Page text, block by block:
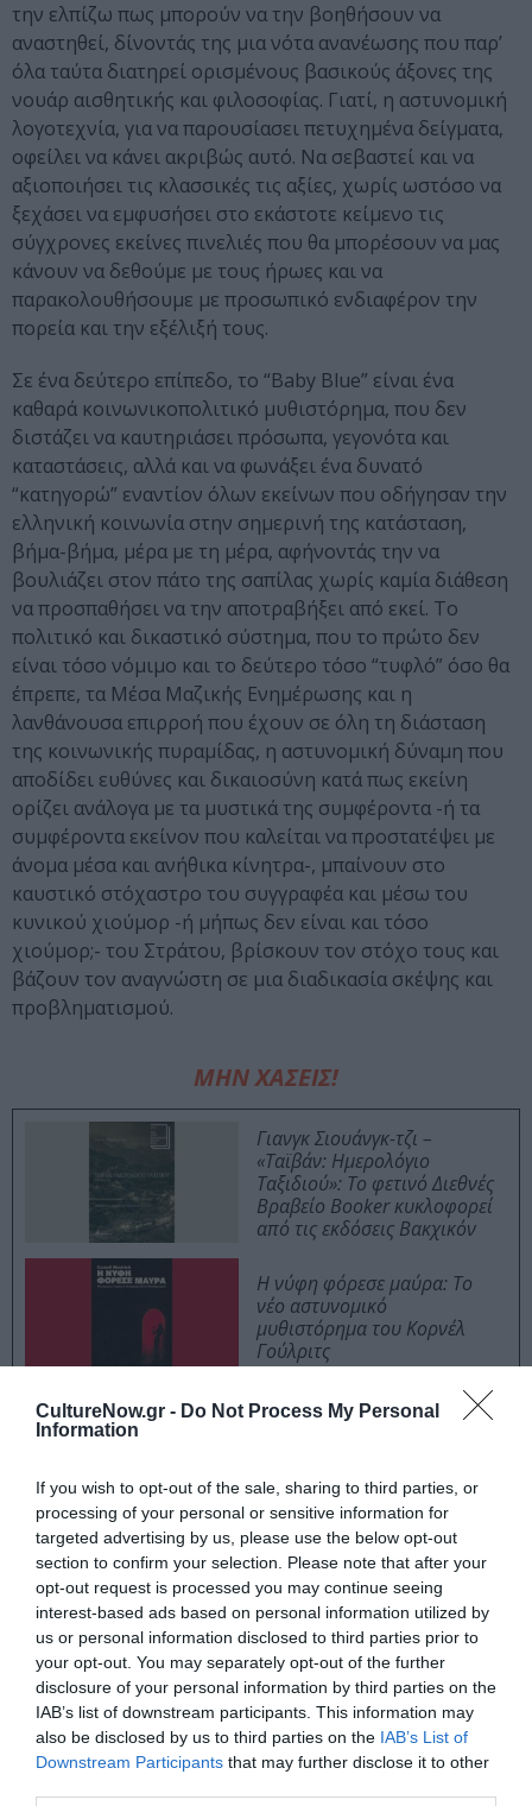
CultureNow.gr - Do Not Process My Personal
Information
If you wish to opt-out of the sale, sharing to third parties, or
processing of your personal or sensitive information for
targeted advertising by us, please use the below opt-out
section to confirm your selection. Please note that after your
opt-out request is processed you may continue seeing
interest-based ads based on personal information utilized by
us or personal information disclosed to third parties prior to
your opt-out. You may separately opt-out of the further
disclosure of your personal information by third parties on the
IAB’s list of downstream participants. This information may
also be disclosed by us to third parties on the IAB’s List of
Downstream Participants that may further disclose it to other
την ελπίζω πως μπορούν να την βοηθήσουν να
αναστηθεί, δίνοντάς της μια νότα ανανέωσης που παρ’
όλα ταύτα διατηρεί ορισμένους βασικούς άξονες της
νουάρ αισθητικής και φιλοσοφίας. Γιατί, η αστυνομική
λογοτεχνία, για να παρουσίασει πετυχημένα δείγματα,
οφείλει να κάνει ακριβώς αυτό. Να σεβαστεί και να
αξιοποιήσει τις κλασσικές τις αξίες, χωρίς ωστόσο να
ξεχάσει να εμφυσήσει στο εκάστοτε κείμενο τις
σύγχρονες εκείνες πινελιές που θα μπορέσουν να μας
κάνουν να δεθούμε με τους ήρωες και να
παρακολουθήσουμε με προσωπικό ενδιαφέρον την
πορεία και την εξέλιξή τους.
Σε ένα δεύτερο επίπεδο, το “Baby Blue” είναι ένα
καθαρά κοινωνικοπολιτικό μυθιστόρημα, που δεν
διστάζει να καυτηριάσει πρόσωπα, γεγονότα και
καταστάσεις, αλλά και να φωνάξει ένα δυνατό
“κατηγορώ” εναντίον όλων εκείνων που οδήγησαν την
ελληνική κοινωνία στην σημερινή της κατάσταση,
βήμα-βήμα, μέρα με τη μέρα, αφήνοντάς την να
βουλιάζει στον πάτο της σαπίλας χωρίς καμία διάθεση
να προσπαθήσει να την αποτραβήξει από εκεί. Το
πολιτικό και δικαστικό σύστημα, που το πρώτο δεν
είναι τόσο νόμιμο και το δεύτερο τόσο “τυφλό” όσο θα
έπρεπε, τα Μέσα Μαζικής Ενημέρωσης και η
λανθάνουσα επιρροή που έχουν σε όλη τη διάσταση
της κοινωνικής πυραμίδας, η αστυνομική δύναμη που
αποδίδει ευθύνες και δικαιοσύνη κατά πως εκείνη
ορίζει ανάλογα με τα μυστικά της συμφέροντα -ή τα
συμφέροντα εκείνον που καλείται να προστατέψει με
άνομα μέσα και ανήθικα κίνητρα-, μπαίνουν στο
καυστικό στόχαστρο του συγγραφέα και μέσω του
κυνικού χιούμορ -ή μήπως δεν είναι και τόσο
χιούμορ;- του Στράτου, βρίσκουν τον στόχο τους και
βάζουν τον αναγνώστη σε μια διαδικασία σκέψης και
προβληματισμού.
ΜΗΝ ΧΑΣΕΙΣ!
Γιανγκ Σιουάνγκ-τζι –
«Ταϊβάν: Ημερολόγιο
Ταξιδιού»: Το φετινό Διεθνές
Βραβείο Booker κυκλοφορεί
από τις εκδόσεις Βακχικόν
Η νύφη φόρεσε μαύρα: Το
νέο αστυνομικό
μυθιστόρημα του Κορνέλ
Γούλριτς
τύχει να διαβάσουν τον “Ιερά Οδός Μπλουζ” του
συγγραφέα- πως τους πρωταγωνιστές του “Baby Blue”
μπορεί να τους έχουμε ξαναδεί στο παρελθόν, αλλά οι
ιστορίες τους, πέραν την χρήση κοινών χαρακτήρων,
δεν συνδέονται, άρα μπορούν να διαβαστούν
ανεξάρτητα. Άλλωστε, το ψυχογράφημα όλων των
εμπλεκόμενων, πρωταγωνιστών ή δευτεραγωνιστών,
είναι τόσο αναλυτικό και τόσο καλά σκιαγραφημένο,
που είναι πανεύκολο για τον κάθε αναγνώστη να δεθεί ή
να θυμώσει, να προβληματιστεί και να αναλογιστεί, ή
ακόμα και να ταυτιστεί μαζί τους. Ας μην ξεχνάμε πως
παρά που πρόκειται για ανθρώπους ιδιαίτερους, ο